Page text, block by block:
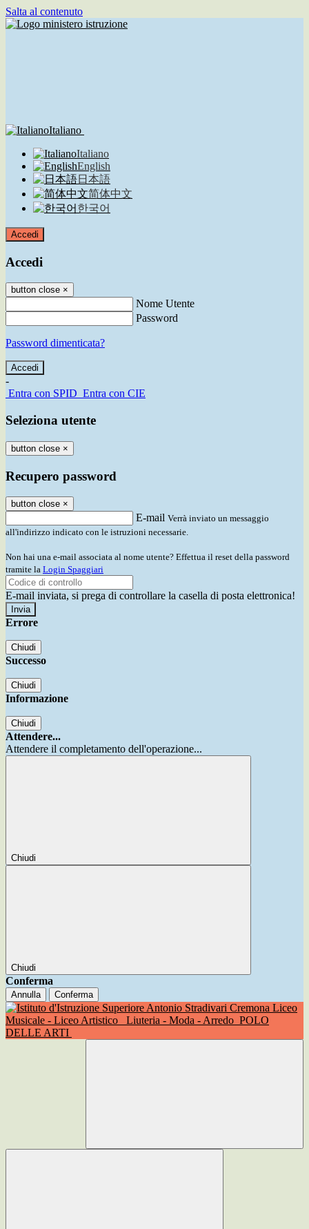
Salta al contenuto
Italiano
Italiano
English
日本語
简体中文
한국어
Accedi
Accedi
button close ×
Nome Utente
Password
Password dimenticata?
-
Entra con SPID Entra con CIE
Seleziona utente
button close ×
Recupero password
button close ×
E-mail Verrà inviato un messaggio
all'indirizzo indicato con le istruzioni necessarie.
Non hai una e-mail associata al nome utente? Effettua il reset della password
tramite la Login Spaggiari
E-mail inviata, si prega di controllare la casella di posta elettronica!
Errore
Chiudi
Successo
Chiudi
Informazione
Chiudi
Attendere...
Attendere il completamento dell'operazione...
Chiudi
Chiudi
Conferma
Annulla Conferma
Liceo
Musicale - Liceo Artistico
Liuteria - Moda - Arredo POLO
DELLE ARTI